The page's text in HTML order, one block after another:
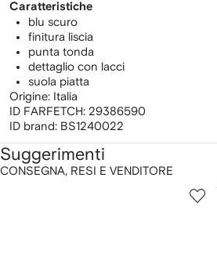
Caratteristiche
blu scuro
finitura liscia
punta tonda
dettaglio con lacci
suola piatta
Origine: Italia
ID FARFETCH: 29386590
ID brand: BS1240022
CONSEGNA, RESI E VENDITORE
Suggerimenti